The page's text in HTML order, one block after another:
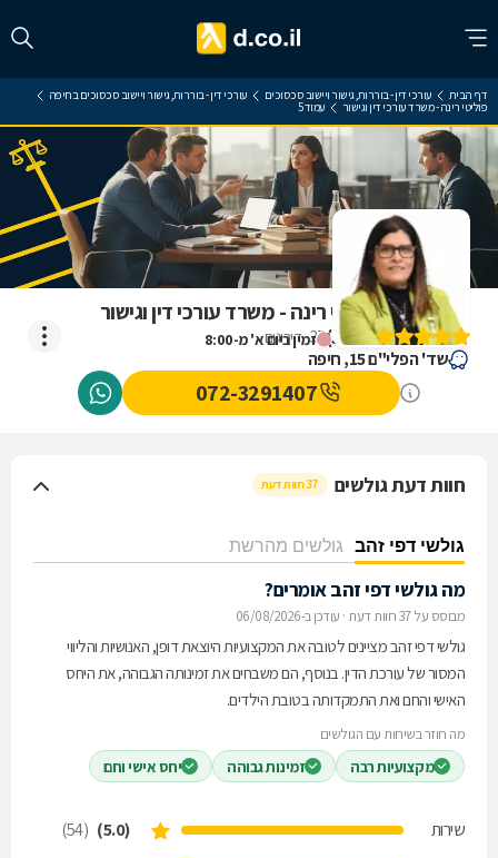
דף הבית עורכי דין - בוררות, גישור ויישוב סכסוכים עורכי דין - בוררות, גישור ויישוב סכסוכים בחיפה
פוליטי רינה - משרד עורכי דין וגישור עמוד 5
זמין ביום א' מ-8:00
ביקורת על פוליטי רינה - משרד עורכי דין וגישור
(
5
)
37דירוגים
שד' הפלי"ם 15, חיפה
072-3291407
חוות דעת גולשים 37 חוות דעת
גולשי דפי זהב גולשים מהרשת
מה גולשי דפי זהב אומרים?
מבוסס על 37 חוות דעת · עודכן ב-06/08/2026
גולשי דפי זהב מציינים לטובה את המקצועיות היוצאת דופן, האנושיות והליווי
המסור של עורכת הדין. בנוסף, הם משבחים את זמינותה הגבוהה, את היחס
האישי והחם ואת התמקדותה בטובת הילדים.
מה חוזר בשיחות עם הגולשים
מקצועיות רבה זמינות גבוהה יחס אישי וחם
שירות (5.0)
(54)